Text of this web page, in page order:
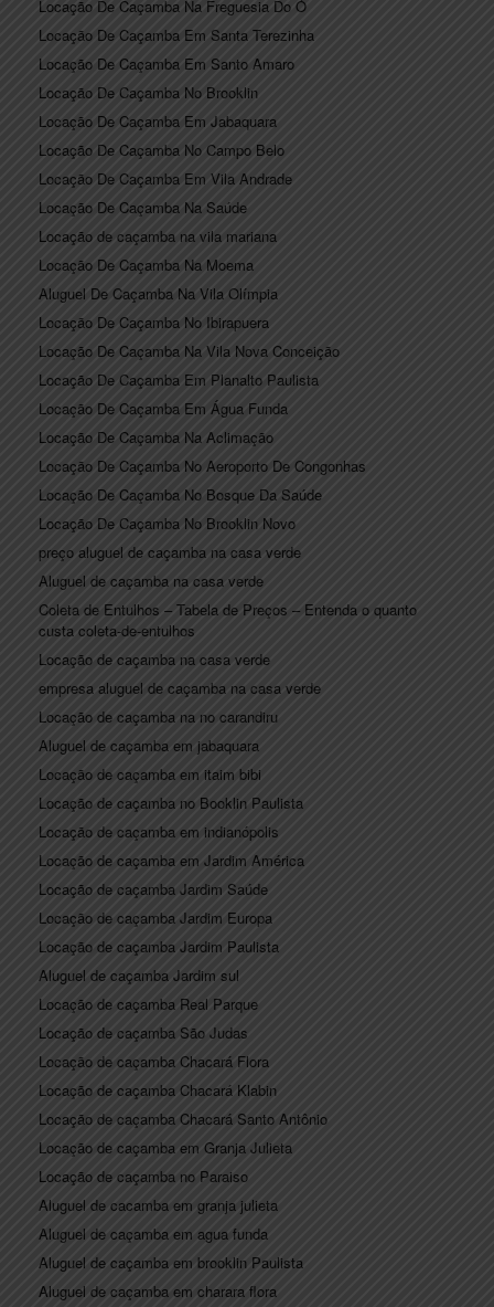
Locação De Caçamba Na Freguesia Do Ó
Locação De Caçamba Em Santa Terezinha
Locação De Caçamba Em Santo Amaro
Locação De Caçamba No Brooklin
Locação De Caçamba Em Jabaquara
Locação De Caçamba No Campo Belo
Locação De Caçamba Em Vila Andrade
Locação De Caçamba Na Saúde
Locação de caçamba na vila mariana
Locação De Caçamba Na Moema
Aluguel De Caçamba Na Vila Olímpia
Locação De Caçamba No Ibirapuera
Locação De Caçamba Na Vila Nova Conceição
Locação De Caçamba Em Planalto Paulista
Locação De Caçamba Em Água Funda
Locação De Caçamba Na Aclimação
Locação De Caçamba No Aeroporto De Congonhas
Locação De Caçamba No Bosque Da Saúde
Locação De Caçamba No Brooklin Novo
preço aluguel de caçamba na casa verde
Aluguel de caçamba na casa verde
Coleta de Entulhos – Tabela de Preços – Entenda o quanto
custa coleta-de-entulhos
Locação de caçamba na casa verde
empresa aluguel de caçamba na casa verde
Locação de caçamba na no carandiru
Aluguel de caçamba em jabaquara
Locação de caçamba em itaim bibi
Locação de caçamba no Booklin Paulista
Locação de caçamba em indianópolis
Locação de caçamba em Jardim América
Locação de caçamba Jardim Saúde
Locação de caçamba Jardim Europa
Locação de caçamba Jardim Paulista
Aluguel de caçamba Jardim sul
Locação de caçamba Real Parque
Locação de caçamba São Judas
Locação de caçamba Chacará Flora
Locação de caçamba Chacará Klabin
Locação de caçamba Chacará Santo Antônio
Locação de caçamba em Granja Julieta
Locação de caçamba no Paraiso
Aluguel de cacamba em granja julieta
Aluguel de caçamba em agua funda
Aluguel de caçamba em brooklin Paulista
Aluguel de caçamba em charara flora